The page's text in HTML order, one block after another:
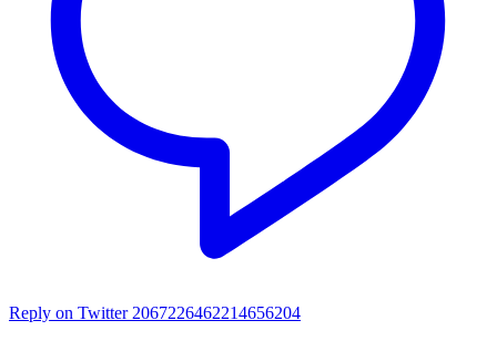
Reply on Twitter 2067226462214656204